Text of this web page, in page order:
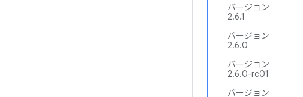
バージョン
2.6.1
バージョン
2.6.0
バージョン
2.6.0-rc01
バージョン